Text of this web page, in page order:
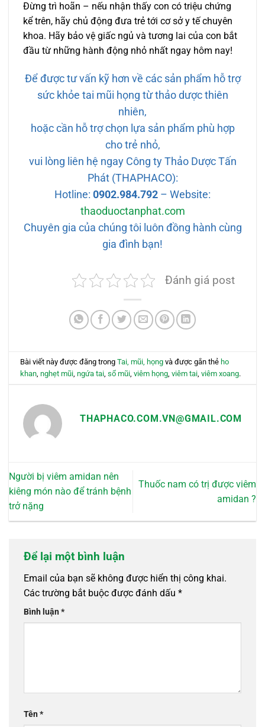
Đừng trì hoãn – nếu nhận thấy con có triệu chứng
kể trên, hãy chủ động đưa trẻ tới cơ sở y tế chuyên
khoa. Hãy bảo vệ giấc ngủ và tương lai của con bắt
đầu từ những hành động nhỏ nhất ngay hôm nay!
Để được tư vấn kỹ hơn về các sản phẩm hỗ trợ
sức khỏe tai mũi họng từ thảo dược thiên
nhiên,
hoặc cần hỗ trợ chọn lựa sản phẩm phù hợp
cho trẻ nhỏ,
vui lòng liên hệ ngay Công ty Thảo Dược Tấn
Phát (THAPHACO):
Hotline: 0902.984.792 – Website:
thaoduoctanphat.com
Chuyên gia của chúng tôi luôn đồng hành cùng
gia đình bạn!
Đánh giá post
Bài viết này được đăng trongTai, mũi, họng và được gắn thẻho
khan ,nghẹt mũi ,ngứa tai ,sổ mũi ,viêm họng ,viêm tai ,viêm xoang.
THAPHACO.COM.VN@GMAIL.COM
Người bị viêm amidan nên
kiêng món nào để tránh bệnh
trở nặng
Thuốc nam có trị được viêm
amidan ?
Để lại một bình luận
Email của bạn sẽ không được hiển thị công khai.
Các trường bắt buộc được đánh dấu *
Bình luận*
Tên*